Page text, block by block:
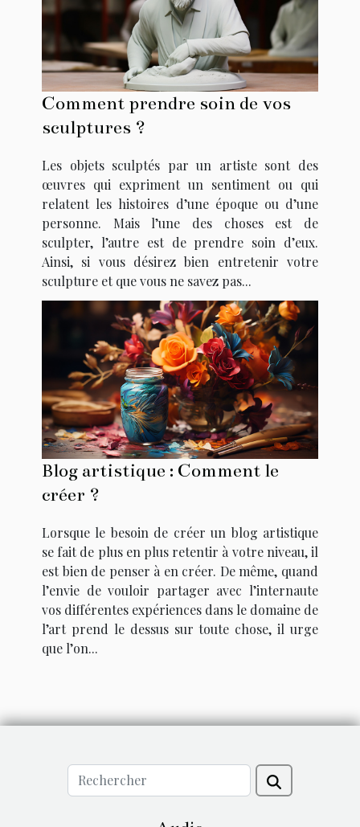
Comment prendre soin de vos
sculptures ?
Les objets sculptés par un artiste sont des
œuvres qui expriment un sentiment ou qui
relatent les histoires d’une époque ou d’une
personne. Mais l’une des choses est de
sculpter, l’autre est de prendre soin d’eux.
Ainsi, si vous désirez bien entretenir votre
sculpture et que vous ne savez pas...
Blog artistique : Comment le
créer ?
Lorsque le besoin de créer un blog artistique
se fait de plus en plus retentir à votre niveau, il
est bien de penser à en créer. De même, quand
l’envie de vouloir partager avec l’internaute
vos différentes expériences dans le domaine de
l’art prend le dessus sur toute chose, il urge
que l’on...